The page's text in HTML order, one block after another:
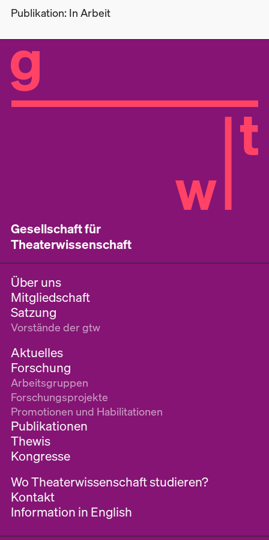
Publikation: In Arbeit
Gesellschaft für
Theaterwissenschaft
Über uns
Mitgliedschaft
Satzung
Vorstände der gtw
Aktuelles
Forschung
Arbeitsgruppen
Forschungsprojekte
Promotionen und Habilitationen
Publikationen
Thewis
Kongresse
Wo Theaterwissenschaft studieren?
Kontakt
Information in English